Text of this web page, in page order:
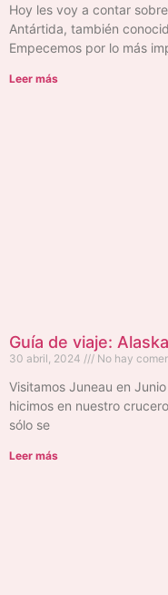
Hoy les voy a contar
Antártida, también
Empecemos por lo más
Leer más
Guía de viaje:
30 abril, 2024 No hay
Visitamos Juneau en
hicimos en nuestro
sólo se
Leer más